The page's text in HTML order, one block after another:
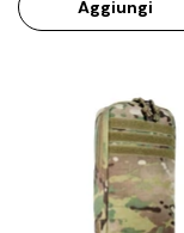
Aggiungi